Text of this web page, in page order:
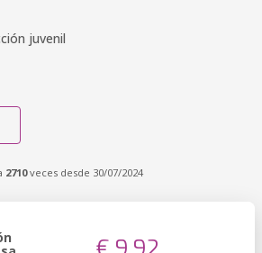
juvenil
2710veces desde 30/07/2024